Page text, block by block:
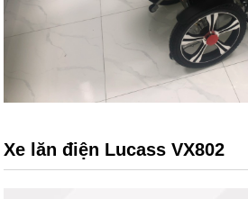
Xe lăn điện Lucass VX802